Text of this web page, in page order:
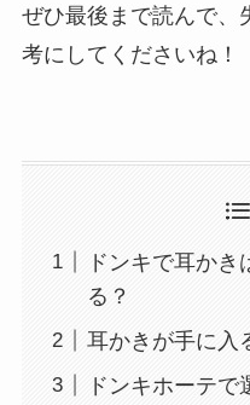
ぜひ最後まで読んで、
考にしてくださいね！
ドンキで耳か
る？
耳かきが手に入
ドンキホーテ